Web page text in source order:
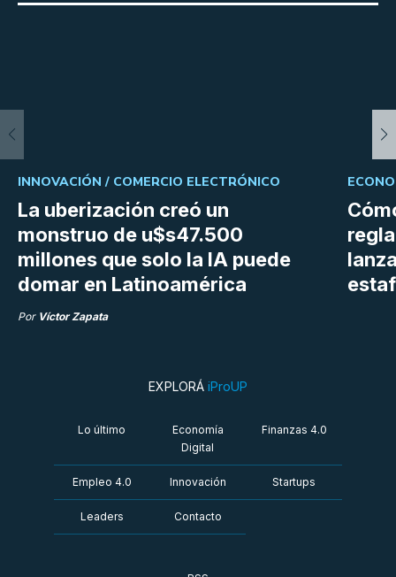
La uberización creó un
monstruo de u$s47.500
millones que solo la IA puede
domar en Latinoamérica
INNOVACIÓN / COMERCIO ELECTRÓNICO
Por Víctor Zapata
EXPLORÁ iProUP
Lo último
Economía
Digital
Finanzas 4.0
Empleo 4.0 Innovación Startups
Leaders Contacto